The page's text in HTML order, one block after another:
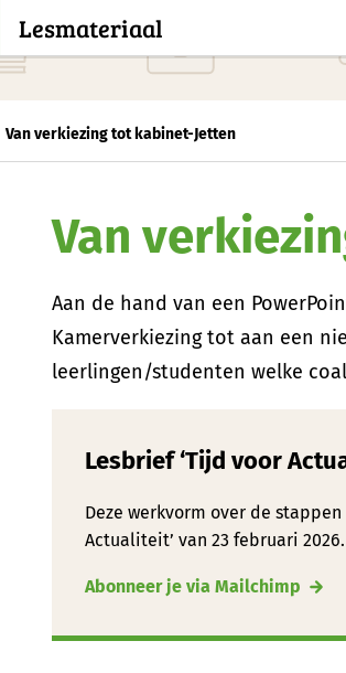
Lesmateriaal
Van verkiezing tot kabinet-Jetten
Van
Aan de hand van een
Kamerverkiezing tot aan een
leerlingen/studenten welke
Lesbrief ‘Tijd voor
Deze werkvorm over de
Actualiteit’ van 23 februari
Abonneer je via Mailchimp